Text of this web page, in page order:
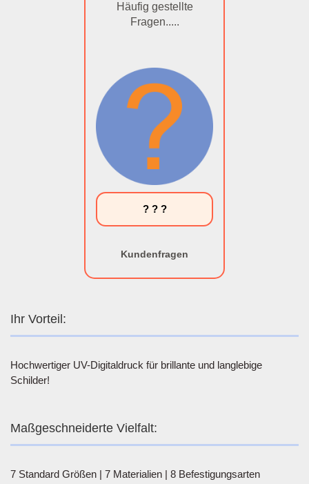
Häufig gestellte
Fragen.....
? ? ?
Kundenfragen
Ihr Vorteil:
Hochwertiger UV-Digitaldruck für brillante und langlebige
Schilder!
Maßgeschneiderte Vielfalt:
7 Standard Größen | 7 Materialien | 8 Befestigungsarten